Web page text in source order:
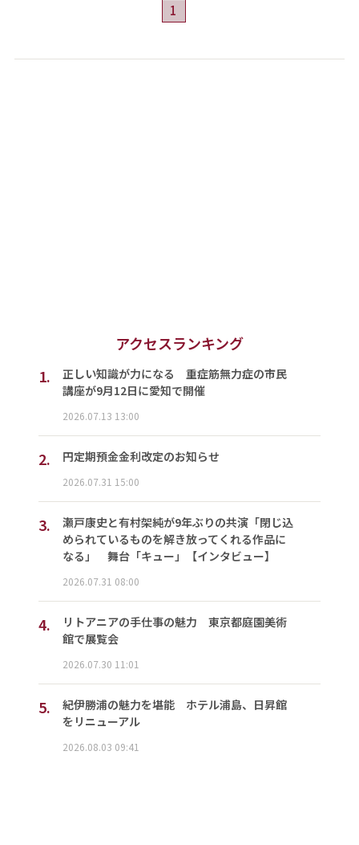
1
アクセスランキング
1.
正しい知識が力になる 重症筋無力症の市民
講座が9月12日に愛知で開催
2026.07.13 13:00
2. 円定期預金金利改定のお知らせ
2026.07.31 15:00
3.
瀬戸康史と有村架純が9年ぶりの共演「閉じ込
められているものを解き放ってくれる作品に
なる」 舞台「キュー」【インタビュー】
2026.07.31 08:00
4.
リトアニアの手仕事の魅力 東京都庭園美術
館で展覧会
2026.07.30 11:01
5.
紀伊勝浦の魅力を堪能 ホテル浦島、日昇館
をリニューアル
2026.08.03 09:41